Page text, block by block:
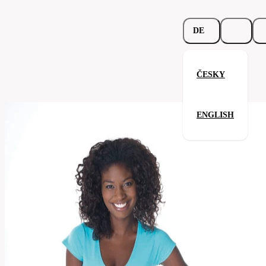
DE
ČESKY
ENGLISH
Parameter
197.02-
cit
AusführungDamen
Kategorie
shirt
Verwandte Produkte
Ihre Zufriedenheit ist unsere Priorität.